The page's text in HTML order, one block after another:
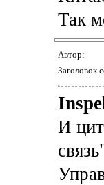
Так
Автор:
Заголовок
И